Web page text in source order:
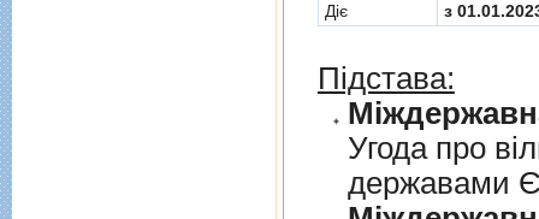
Діє
з
Підстава:
Угода про
державами